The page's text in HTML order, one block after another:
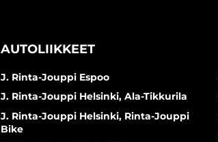
AUTOLIIKKEET
J. Rinta-Jouppi Espoo
J. Rinta-Jouppi Helsinki, Ala-Tikkurila
J. Rinta-Jouppi Helsinki, Rinta-Jouppi
Bike